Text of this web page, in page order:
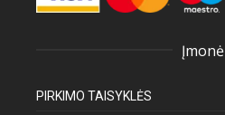
Įmonė
PIRKIMO TAISYKLĖS